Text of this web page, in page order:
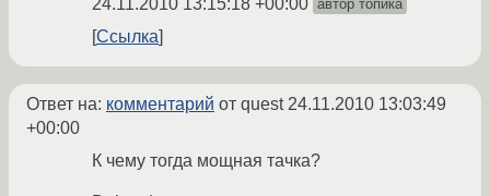
24.11.2010 13:15:18 +00:00 автор топика
Ссылка
Ответ на: комментарий от quest 24.11.2010 13:03:49
+00:00
К чему тогда мощная тачка?